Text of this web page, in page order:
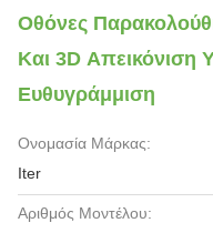
Οθόνες
Και 3D Απεικόνιση
Ευθυγράμμιση
Ονομασία Μάρκας:
Iter
Αριθμός Μοντέλου: